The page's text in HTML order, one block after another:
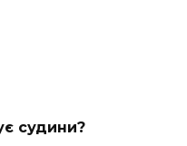
судини?